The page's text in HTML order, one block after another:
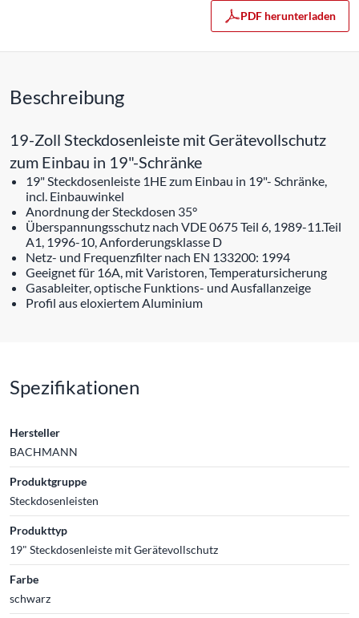
PDF herunterladen
Beschreibung
19-Zoll Steckdosenleiste mit Gerätevollschutz
zum Einbau in 19"-Schränke
19" Steckdosenleiste 1HE zum Einbau in 19"- Schränke,
incl. Einbauwinkel
Anordnung der Steckdosen 35°
Überspannungsschutz nach VDE 0675 Teil 6, 1989-11.Teil
A1, 1996-10, Anforderungsklasse D
Netz- und Frequenzfilter nach EN 133200: 1994
Geeignet für 16A, mit Varistoren, Temperatursicherung
Gasableiter, optische Funktions- und Ausfallanzeige
Profil aus eloxiertem Aluminium
Spezifikationen
Hersteller
BACHMANN
Produktgruppe
Steckdosenleisten
Produkttyp
19" Steckdosenleiste mit Gerätevollschutz
Farbe
schwarz